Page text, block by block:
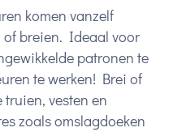
komen vanzelf
of breien. Ideaal voor
patronen te
te werken! Brei of
vesten en
zoals omslagdoeken